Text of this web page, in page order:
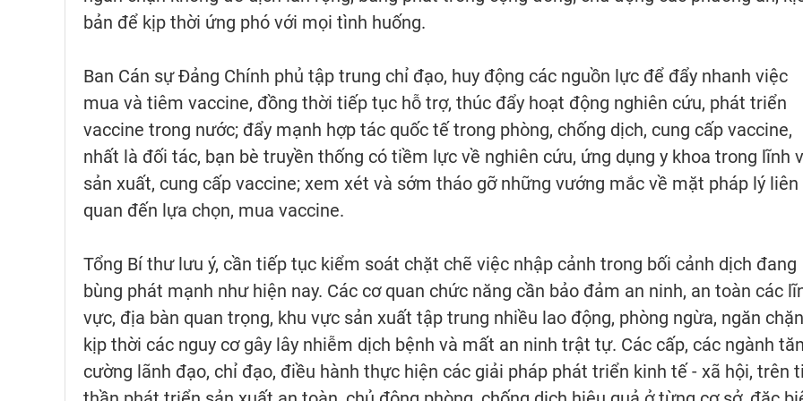
bản để kịp thời ứng phó với mọi tình huống.
Ban Cán sự Đảng Chính phủ tập trung chỉ đạo, huy động các nguồn lực để đẩy nhanh việc
mua và tiêm vaccine, đồng thời tiếp tục hỗ trợ, thúc đẩy hoạt động nghiên cứu, phát triển
vaccine trong nước; đẩy mạnh hợp tác quốc tế trong phòng, chống dịch, cung cấp vaccine,
nhất là đối tác, bạn bè truyền thống có tiềm lực về nghiên cứu, ứng dụng y khoa trong lĩnh
sản xuất, cung cấp vaccine; xem xét và sớm tháo gỡ những vướng mắc về mặt pháp lý liên
quan đến lựa chọn, mua vaccine.
Tổng Bí thư lưu ý, cần tiếp tục kiểm soát chặt chẽ việc nhập cảnh trong bối cảnh dịch đang
bùng phát mạnh như hiện nay. Các cơ quan chức năng cần bảo đảm an ninh, an toàn các
vực, địa bàn quan trọng, khu vực sản xuất tập trung nhiều lao động, phòng ngừa, ngăn chặn
kịp thời các nguy cơ gây lây nhiễm dịch bệnh và mất an ninh trật tự. Các cấp, các ngành
cường lãnh đạo, chỉ đạo, điều hành thực hiện các giải pháp phát triển kinh tế - xã hội, trên